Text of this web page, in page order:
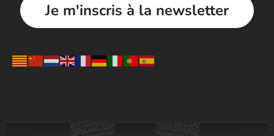
Je m'inscris à la newsletter